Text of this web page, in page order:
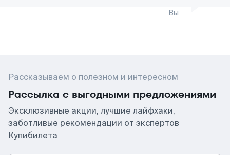
Вы
Рассказываем о полезном и интересном
Рассылка с выгодными предложениями
Эксклюзивные акции, лучшие лайфхаки,
заботливые рекомендации от экспертов
Купибилета